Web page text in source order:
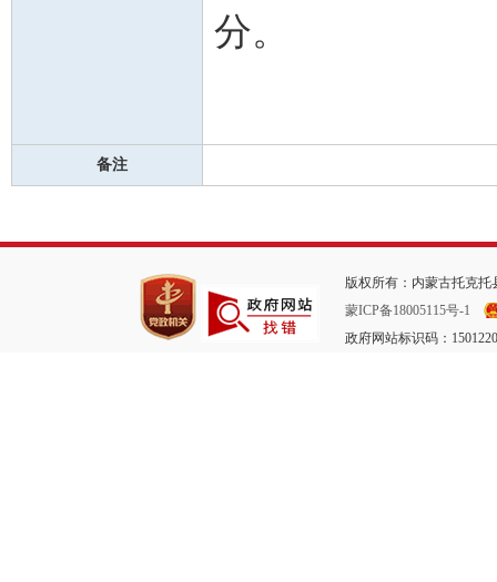
分。
备注
版权所有：内蒙古托克
蒙ICP备18005115号-1
政府网站标识码：